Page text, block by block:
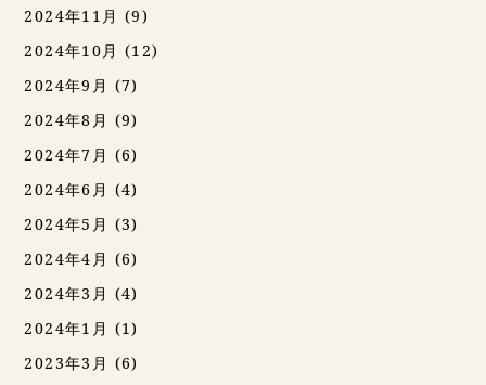
2024年11月 (9)
2024年10月 (12)
2024年9月 (7)
2024年8月 (9)
2024年7月 (6)
2024年6月 (4)
2024年5月 (3)
2024年4月 (6)
2024年3月 (4)
2024年1月 (1)
2023年3月 (6)